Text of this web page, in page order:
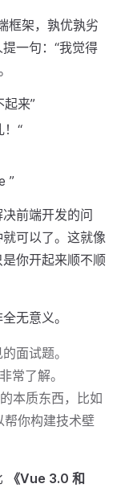
框架，孰优孰劣
一句：“我觉得
来”
“
”
前端开发的问
可以了。这就像
你开起来顺不顺
无意义。
面试题。
常了解。
本质东西，比如
帮你构建技术壁
《Vue 3.0 和